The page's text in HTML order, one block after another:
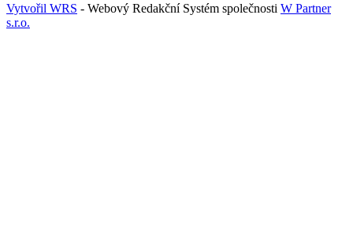
Vytvořil WRS - Webový Redakční Systém společnosti W Partner
s.r.o.